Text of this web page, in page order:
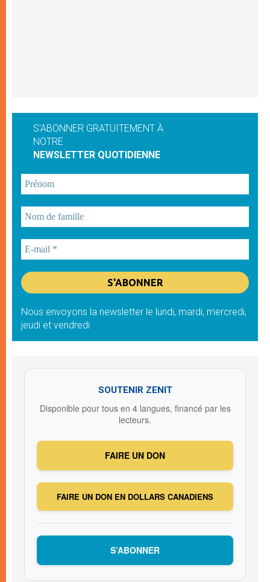
S'ABONNER GRATUITEMENT À
NOTRE
NEWSLETTER QUOTIDIENNE
Nous envoyons la newsletter le lundi, mardi, mercredi,
jeudi et vendredi
SOUTENIR ZENIT
Disponible pour tous en 4 langues, financé par les
lecteurs.
FAIRE UN DON
FAIRE UN DON EN DOLLARS CANADIENS
S’ABONNER